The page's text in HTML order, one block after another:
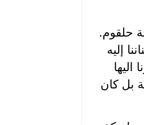
حلقوم.
إليه
بل كان